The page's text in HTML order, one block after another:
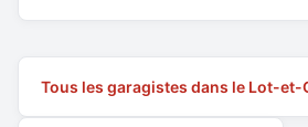
Tous les garagistes dans le Lot-et-